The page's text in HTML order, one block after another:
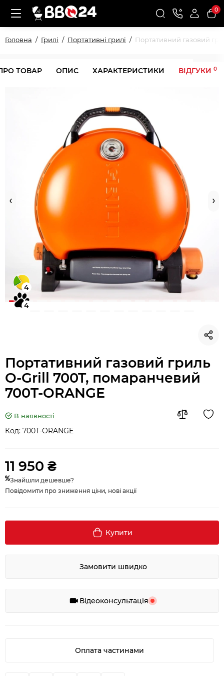
0
Головна Грилі Портативні грилі Портативний газовий
ТОВАР ОПИС ХАРАКТЕРИСТИКИ ВІДГУКИ 0
4
4
Портативний газовий гриль
O-Grill 700T, помаранчевий
700T-ORANGE
В наявності
Код: 700T-ORANGE
11 950 ₴
Знайшли дешевше?
Повідомити про зниження ціни, нові акції
Купити
Замовити швидко
Відеоконсультація
Оплата частинами